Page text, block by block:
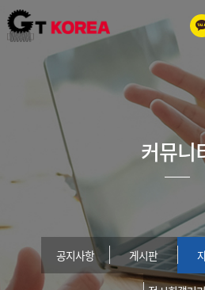
커뮤니
공지사항 게시판